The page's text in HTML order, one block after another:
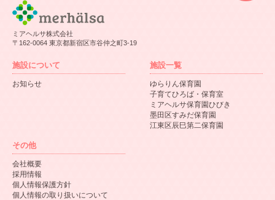
ミアヘルサ株式会社
〒162-0064 東京都新宿区市谷仲之町3-19
施設について
お知らせ
施設一覧
ゆらりん保育園
子育てひろば・保育室
ミアヘルサ保育園ひびき
墨田区すみだ保育園
江東区辰巳第二保育園
その他
会社概要
採用情報
個人情報保護方針
個人情報の取り扱いについて